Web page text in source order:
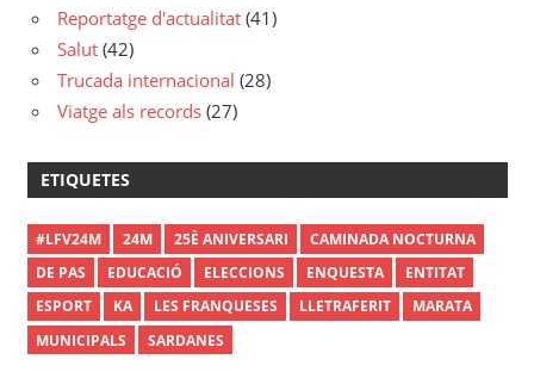
Reportatge d'actualitat (41)
Salut (42)
Trucada internacional (28)
Viatge als records (27)
ETIQUETES
#LFV24M 24M 25È ANIVERSARI
CAMINADA NOCTURNA
DE PAS
EDUCACIÓ ELECCIONS ENQUESTA
ENTITAT
ESPORT
KA LES FRANQUESES LLETRAFERIT
MARATA
MUNICIPALS
SARDANES